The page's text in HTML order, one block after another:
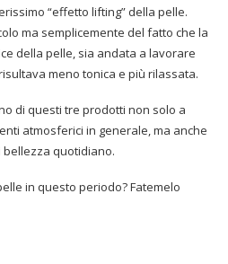
“effetto lifting” della pelle.
ma semplicemente del fatto che la
della pelle, sia andata a lavorare
meno tonica e più rilassata.
di questi tre prodotti non solo a
atmosferici in generale, ma anche
quotidiano.
in questo periodo? Fatemelo